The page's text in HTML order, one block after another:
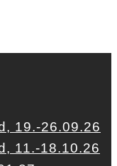
19.-26.09.26
11.-18.10.26